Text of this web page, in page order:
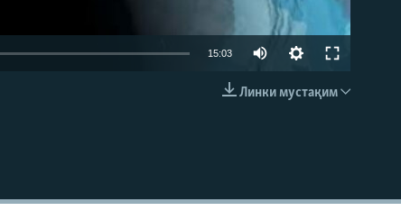
EMBED
15:03
Линки мустақим